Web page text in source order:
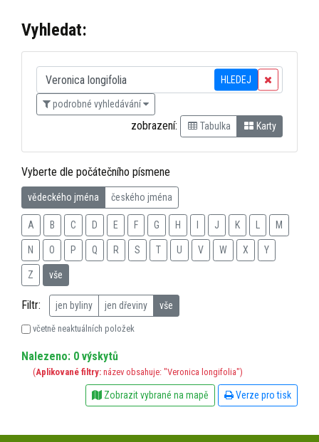
Vyhledat:
HLEDEJ
podrobné vyhledávání
zobrazení: Tabulka Karty
Vyberte dle počátečního písmene
vědeckého jména českého jména
A B C D E F G H J K M
N O P Q R S T U V W X Y
Z vše
Filtr: jen byliny jen dřeviny vše
včetně neaktuálních položek
Nalezeno: 0 výskytů
(Aplikované filtry: název obsahuje: "Veronica longifolia")
Zobrazit vybrané na mapě Verze pro tisk